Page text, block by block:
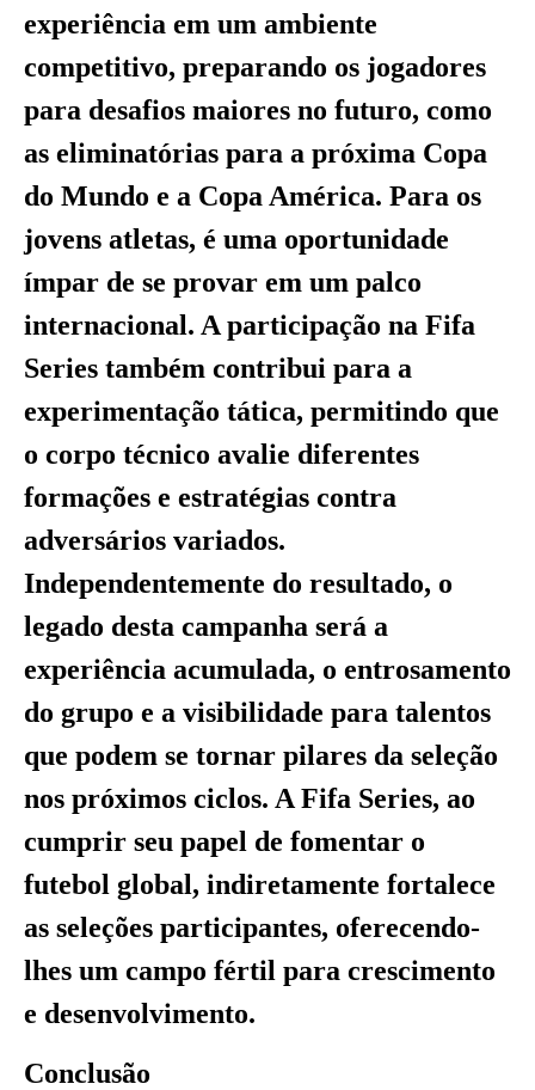
experiência em um ambiente
competitivo, preparando os jogadores
para desafios maiores no futuro, como
as eliminatórias para a próxima Copa
do Mundo e a Copa América. Para os
jovens atletas, é uma oportunidade
ímpar de se provar em um palco
internacional. A participação na Fifa
Series também contribui para a
experimentação tática, permitindo que
o corpo técnico avalie diferentes
formações e estratégias contra
adversários variados.
Independentemente do resultado, o
legado desta campanha será a
experiência acumulada, o entrosamento
do grupo e a visibilidade para talentos
que podem se tornar pilares da seleção
nos próximos ciclos. A Fifa Series, ao
cumprir seu papel de fomentar o
futebol global, indiretamente fortalece
as seleções participantes, oferecendo-
lhes um campo fértil para crescimento
e desenvolvimento.
Conclusão